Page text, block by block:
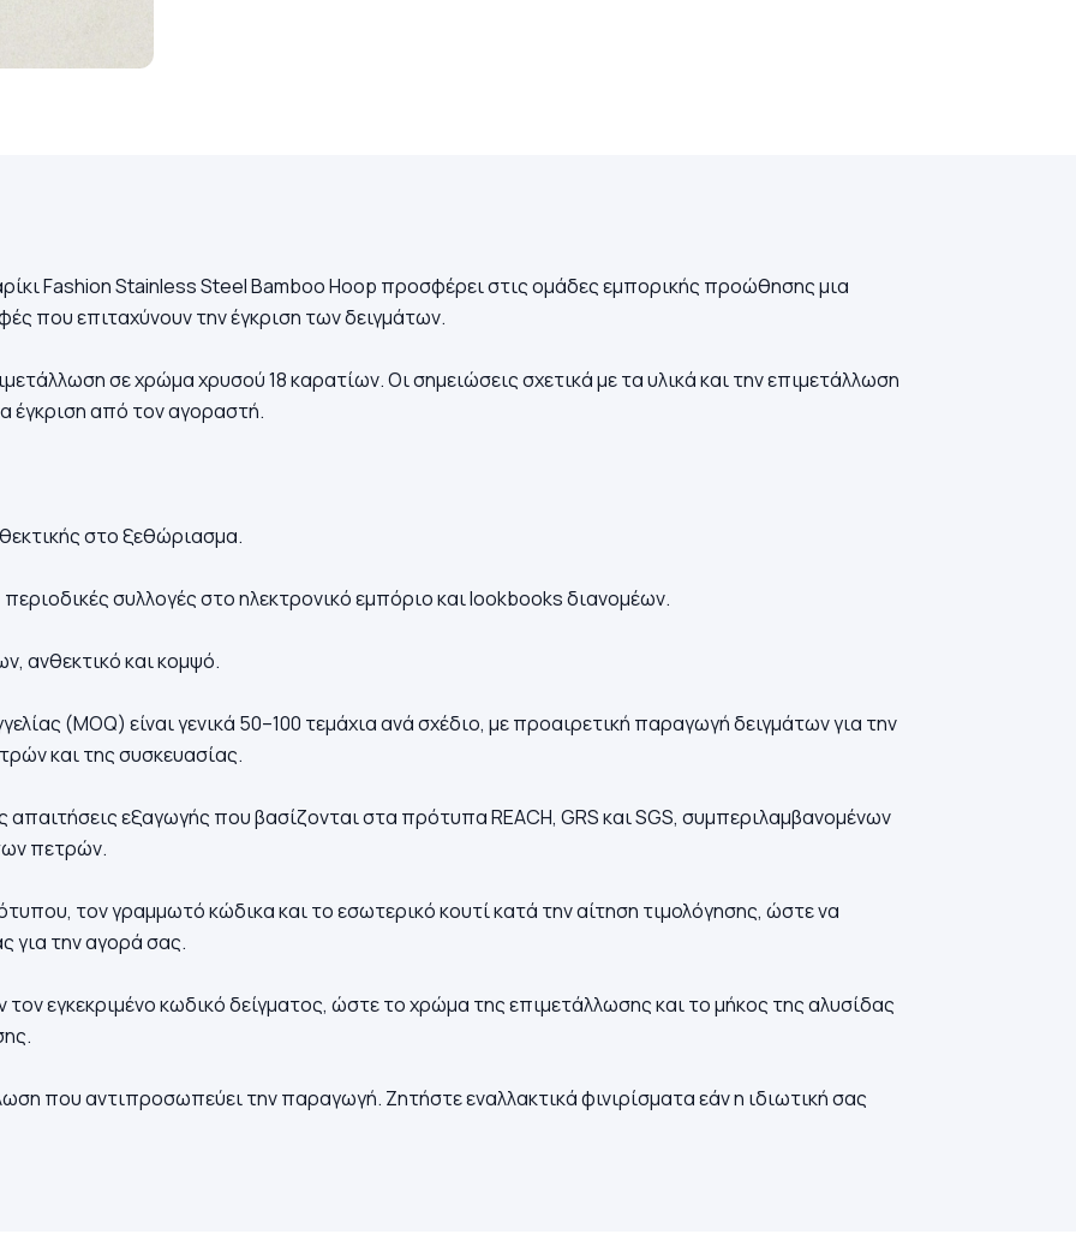
Fashion Stainless Steel Bamboo Hoop προσφέρει στις ομάδες εμπορικής προώθησης μια
που επιταχύνουν την έγκριση των δειγμάτων.
σε χρώμα χρυσού 18 καρατίων. Οι σημειώσεις σχετικά με τα υλικά και την επιμετάλλωση
από τον αγοραστή.
στο ξεθώριασμα.
συλλογές στο ηλεκτρονικό εμπόριο και lookbooks διανομέων.
ανθεκτικό και κομψό.
(MOQ) είναι γενικά 50–100 τεμάχια ανά σχέδιο, με προαιρετική παραγωγή δειγμάτων για την
και της συσκευασίας.
εξαγωγής που βασίζονται στα πρότυπα REACH, GRS και SGS, συμπεριλαμβανομένων
πετρών.
τον γραμμωτό κώδικα και το εσωτερικό κουτί κατά την αίτηση τιμολόγησης, ώστε να
για την αγορά σας.
εγκεκριμένο κωδικό δείγματος, ώστε το χρώμα της επιμετάλλωσης και το μήκος της αλυσίδας
που αντιπροσωπεύει την παραγωγή. Ζητήστε εναλλακτικά φινιρίσματα εάν η ιδιωτική σας